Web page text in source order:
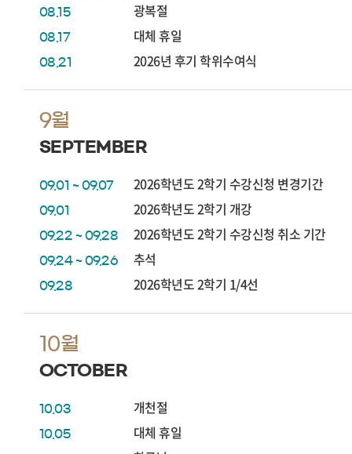
08.15 광복절
08.17 대체 휴일
08.21 2026년 후기 학위수여식
9월
SEPTEMBER
09.01 ~ 09.07 2026학년도 2학기 수강신청 변경기간
09.01 2026학년도 2학기 개강
09.22 ~ 09.28 2026학년도 2학기 수강신청 취소 기간
09.24 ~ 09.26 추석
09.28 2026학년도 2학기 1/4선
10월
OCTOBER
10.03 개천절
10.05 대체 휴일